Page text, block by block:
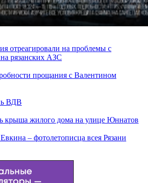
отреагировали на проблемы с
рязанских АЗС
прощания с Валентином
ВДВ
крыша жилого дома на улице Юннатов
– фотолетописца всея Рязани